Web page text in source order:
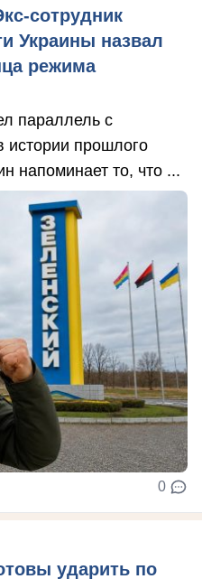
сотрудник
Украины назвал
режима
параллель с
истории прошлого
напоминает то, что ...
0
ударить по